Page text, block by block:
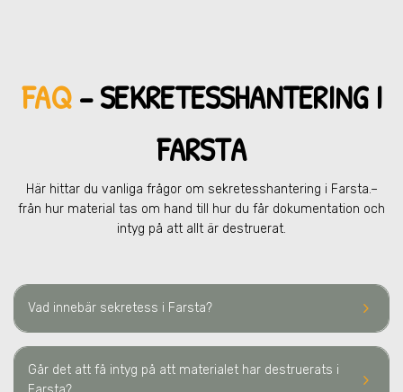
FAQ– SEKRETESSHANTERING I
FARSTA
Här hittar du vanliga frågor om sekretesshantering i Farsta.–
från hur material tas om hand till hur du får dokumentation och
intyg på att allt är destruerat.
keyboard_arrow_right
Vad innebär sekretess i Farsta?
keyboard_arrow_right
Går det att få intyg på att materialet har destruerats i